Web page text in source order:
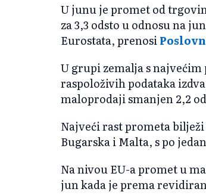
U junu je promet od
za 3,3 odsto u odnosu na
Eurostata, prenosi
U grupi zemalja s
raspoloživih podataka
maloprodaji smanjen 2,2
Najveći rast prometa bilježi
Bugarska i Malta, s po
Na nivou EU-a promet u
jun kada je prema